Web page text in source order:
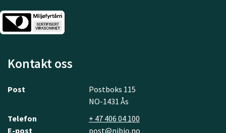
Kontakt oss
Post
Postboks 115
NO-1431 Ås
Telefon
+ 47 406 04 100
E-post
post@nibio.no